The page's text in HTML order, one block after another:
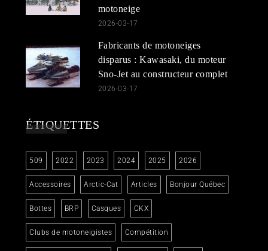
motoneige
2026-03-17
Fabricants de motoneiges
disparus : Kawasaki, du moteur
Sno-Jet au constructeur complet
2026-03-17
ÉTIQUETTES
509 2022 2023 2024 2025 2026
Accessoires Arctic-Cat Articles Bonjour Québec
Bottes BRP Casques CKX
Clubs de motoneigistes Compétition